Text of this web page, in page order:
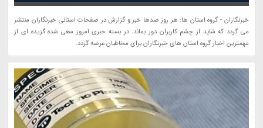
خبرنگاران - گروه استان ها: هر روز صدها خبر و گزارش در صفحات استانی خبرنگاران منتشر
می گردد که شاید از چشم کاربران دور بماند. در بسته خبری امروز سعی شده گزیده ای از
مهمترین اخبار گروه استان های خبرنگاران برای مخاطبان عرضه گردد.